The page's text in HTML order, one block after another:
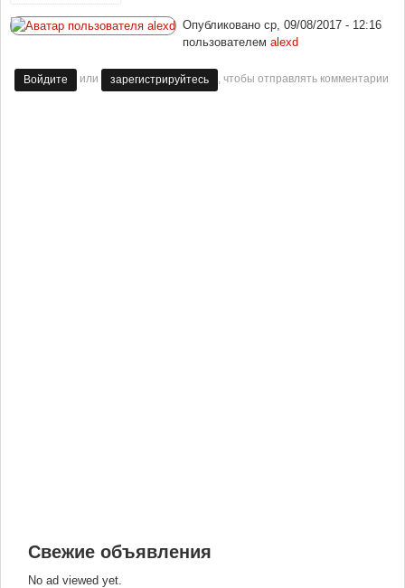
Опубликовано ср, 09/08/2017 - 12:16
пользователем alexd
Войдите или зарегистрируйтесь , чтобы отправлять комментарии
Свежие объявления
No ad viewed yet.